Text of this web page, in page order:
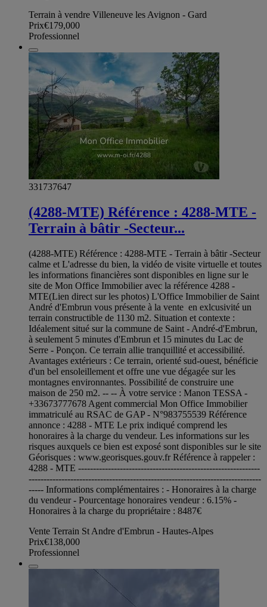
Terrain à vendre Villeneuve les Avignon - Gard
Prix€179,000
Professionnel
331737647
(4288-MTE) Référence : 4288-MTE -
Terrain à bâtir -Secteur...
(4288-MTE) Référence : 4288-MTE - Terrain à bâtir -Secteur
calme et L'adresse du bien, la vidéo de visite virtuelle et toutes
les informations financières sont disponibles en ligne sur le
site de Mon Office Immobilier avec la référence 4288 -
MTE(Lien direct sur les photos) L'Office Immobilier de Saint
André d'Embrun vous présente à la vente en exlcusivité un
terrain constructible de 1130 m2. Situation et contexte :
Idéalement situé sur la commune de Saint - André-d'Embrun,
à seulement 5 minutes d'Embrun et 15 minutes du Lac de
Serre - Ponçon. Ce terrain allie tranquillité et accessibilité.
Avantages extérieurs : Ce terrain, orienté sud-ouest, bénéficie
d'un bel ensoleillement et offre une vue dégagée sur les
montagnes environnantes. Possibilité de construire une
maison de 250 m2. -- -- À votre service : Manon TESSA -
+33673777678 Agent commercial Mon Office Immobilier
immatriculé au RSAC de GAP - N°983755539 Référence
annonce : 4288 - MTE Le prix indiqué comprend les
honoraires à la charge du vendeur. Les informations sur les
risques auxquels ce bien est exposé sont disponibles sur le site
Géorisques : www.georisques.gouv.fr Référence à rappeler :
4288 - MTE -------------------------------------------------------------
------------------------------------------------------------------------------
----- Informations complémentaires : - Honoraires à la charge
du vendeur - Pourcentage honoraires vendeur : 6.15% -
Honoraires à la charge du propriétaire : 8487€
Vente Terrain St Andre d'Embrun - Hautes-Alpes
Prix€138,000
Professionnel